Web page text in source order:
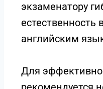
экзаменатору
естественность
английским
Для